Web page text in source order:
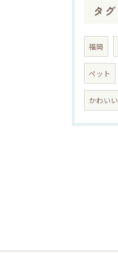
タグ
福岡
ペット
かわいい